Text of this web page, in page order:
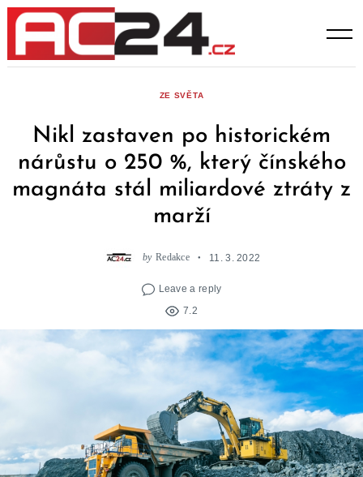
Skip
content
ZE SVĚTA
Nikl zastaven po historickém
nárůstu o 250 %, který čínského
magnáta stál miliardové ztráty z
marží
by Redakce 11. 3. 2022
Leave a reply
7.2